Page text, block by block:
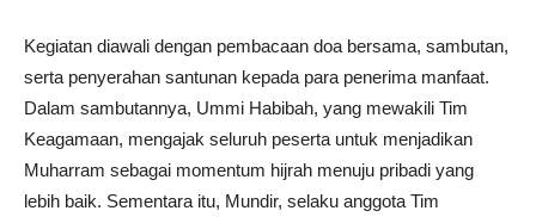
Kegiatan diawali dengan pembacaan doa bersama, sambutan,
serta penyerahan santunan kepada para penerima manfaat.
Dalam sambutannya, Ummi Habibah, yang mewakili Tim
Keagamaan, mengajak seluruh peserta untuk menjadikan
Muharram sebagai momentum hijrah menuju pribadi yang
lebih baik. Sementara itu, Mundir, selaku anggota Tim